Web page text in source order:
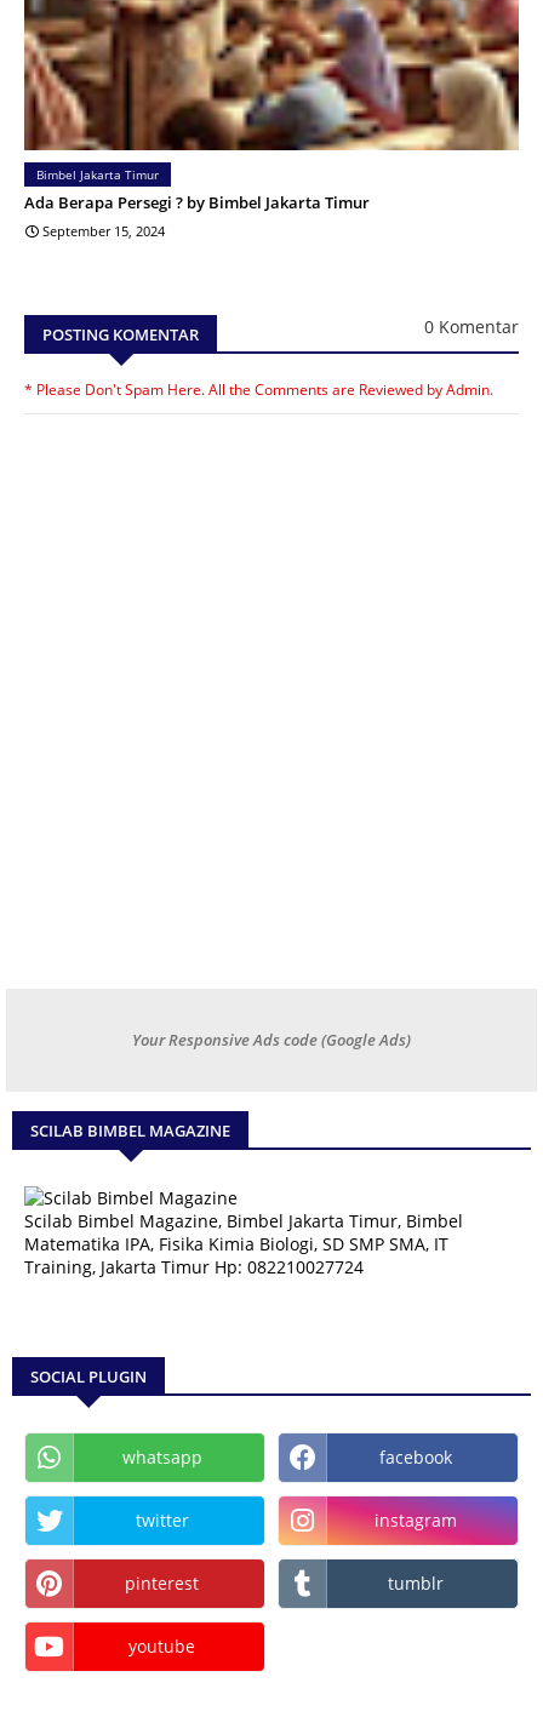
Bimbel Jakarta Timur
Ada Berapa Persegi ? by Bimbel Jakarta Timur
September 15, 2024
POSTING KOMENTAR 0 Komentar
* Please Don't Spam Here. All the Comments are Reviewed by Admin.
Your Responsive Ads code (Google Ads)
SCILAB BIMBEL MAGAZINE
Scilab Bimbel Magazine, Bimbel Jakarta Timur, Bimbel
Matematika IPA, Fisika Kimia Biologi, SD SMP SMA, IT
Training, Jakarta Timur Hp: 082210027724
SOCIAL PLUGIN
whatsapp facebook
twitter instagram
pinterest tumblr
youtube